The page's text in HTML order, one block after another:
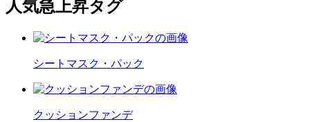
人気急上昇タグ
シートマスク・パック
クッションファンデ